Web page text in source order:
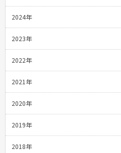
2024年
2023年
2022年
2021年
2020年
2019年
2018年